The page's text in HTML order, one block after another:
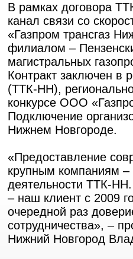
В рамках договора
канал связи со
«Газпром трансгаз
филиалом –
магистральных
Контракт заключен в
(ТТК-НН),
конкурсе ООО
Подключение
Нижнем Новгороде.
«Предоставление
крупным компаниям –
деятельности ТТК-
– наш клиент с 2009
очередной раз
сотрудничества», –
Нижний Новгород